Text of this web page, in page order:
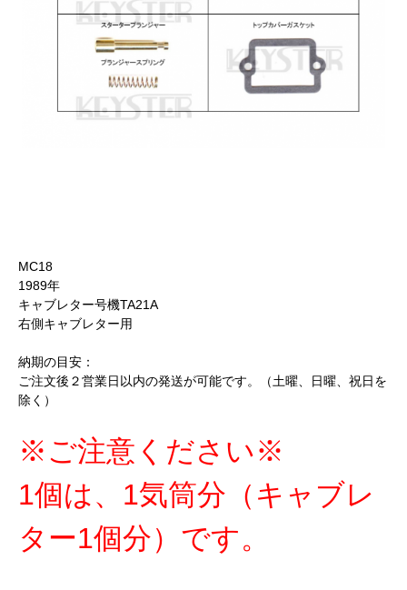
MC18
1989年
キャブレター号機TA21A
右側キャブレター用
納期の目安：
ご注文後２営業日以内の発送が可能です。（土曜、日曜、祝日を
除く）
※ご注意ください※
1個は、1気筒分（キャブレ
ター1個分）です。